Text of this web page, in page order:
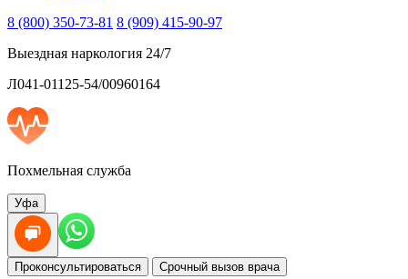
8 (800) 350-73-81 8 (909) 415-90-97
Выездная наркология 24/7
Л041-01125-54/00960164
Похмельная служба
Уфа
Проконсультироваться Срочный вызов врача